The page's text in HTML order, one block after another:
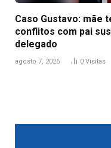
Caso Gustavo: mãe
conflitos com pai
delegado
agosto 7, 2026 0 Visitas